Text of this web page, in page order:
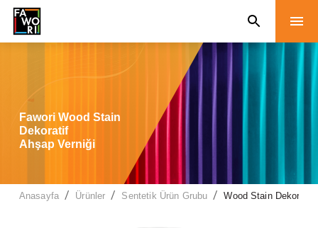
Fawori Wood Stain
Dekoratif
Ahşap Verniği
Anasayfa / Ürünler / Sentetik Ürün Grubu / Wood Stain Dekoratif